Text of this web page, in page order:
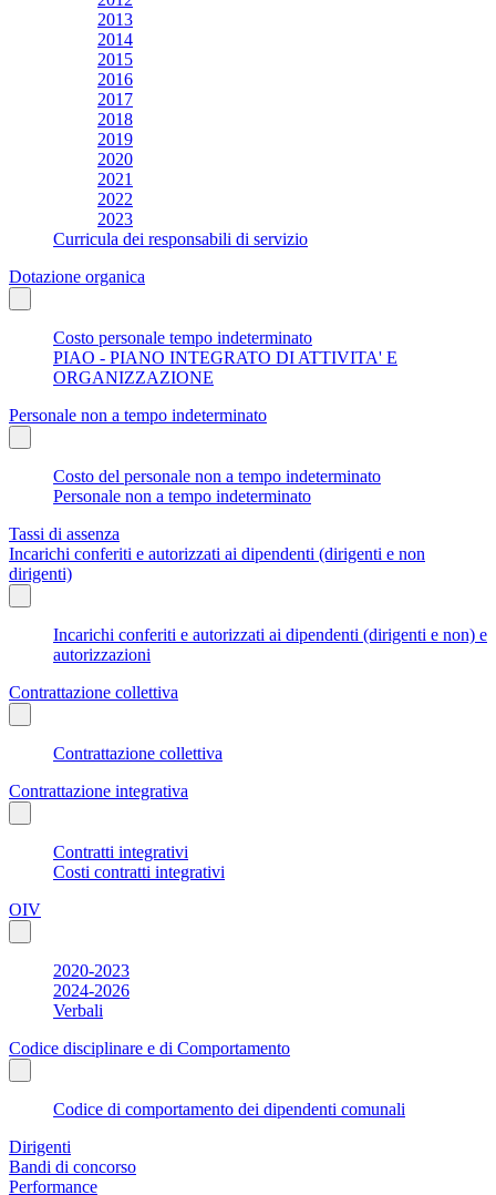
2013
2014
2015
2016
2017
2018
2019
2020
2021
2022
2023
Curricula dei responsabili di servizio
Dotazione organica
Costo personale tempo indeterminato
PIAO - PIANO INTEGRATO DI ATTIVITA' E
ORGANIZZAZIONE
Personale non a tempo indeterminato
Costo del personale non a tempo indeterminato
Personale non a tempo indeterminato
Tassi di assenza
Incarichi conferiti e autorizzati ai dipendenti (dirigenti e non
dirigenti)
Incarichi conferiti e autorizzati ai dipendenti (dirigenti e non) e
autorizzazioni
Contrattazione collettiva
Contrattazione collettiva
Contrattazione integrativa
Contratti integrativi
Costi contratti integrativi
OIV
2020-2023
2024-2026
Verbali
Codice disciplinare e di Comportamento
Codice di comportamento dei dipendenti comunali
Dirigenti
Bandi di concorso
Performance